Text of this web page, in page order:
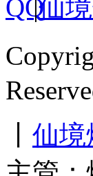
|仙
仙境